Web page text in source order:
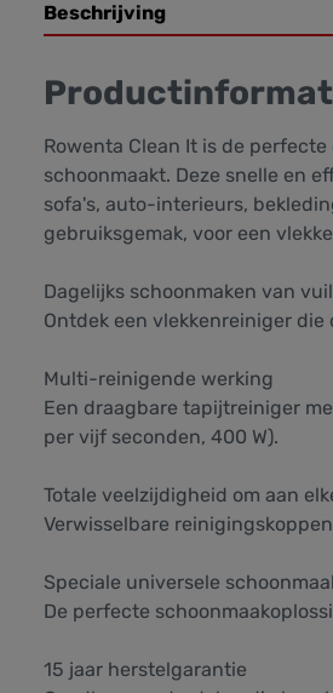
Beschrijving
Rowenta Clean It is de
schoonmaakt. Deze snelle en
sofa's, auto-interieurs,
gebruiksgemak, voor een
Dagelijks schoonmaken van
Ontdek een vlekkenreiniger
Multi-reinigende werking
Een draagbare tapijtreiniger
per vijf seconden, 400 W).
Totale veelzijdigheid om aan
Verwisselbare
Speciale universele
De perfecte
15 jaar herstelgarantie